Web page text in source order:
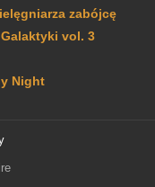
zabójcę
vol. 3
Night